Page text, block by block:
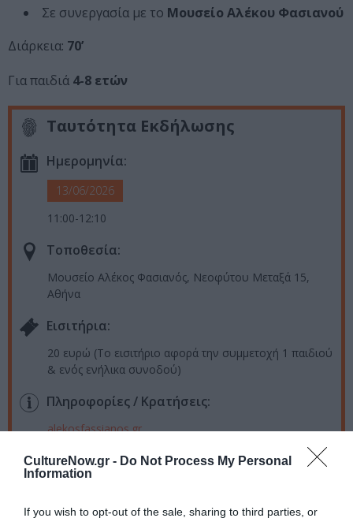
CultureNow.gr - Do Not Process My Personal
Information
If you wish to opt-out of the sale, sharing to third parties, or
Σε συνεργασία με το Μουσείο Αλέκου Φασιανού
Διάρκεια: 70’
Για παιδιά 4-8 ετών
Ταυτότητα Εκδήλωσης
Ημερομηνία:
13/06/2026
11:00-12:10
Τοποθεσία:
Μουσείο Αλέκος Φασιανός, Νεοφύτου Μεταξά 15,
Αθήνα
Eισιτήρια:
20 ευρώ (Το εισιτήριο αφορά την συμμετοχή 1 παιδιού
& ενός ενήλικα συνοδού)
Πληροφορίες / Κρατήσεις:
alekosfassianos.gr
Ακολουθήστε το Culturenow.gr στο